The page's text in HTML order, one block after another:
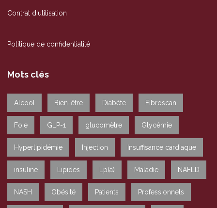
Contrat d'utilisation
Politique de confidentialité
Mots clés
Alcool Bien-être Diabète Fibroscan
Foie GLP-1 glucomètre Glycémie
Hyperlipidémie Injection Insuffisance cardiaque
insuline Lipides Lp(a) Maladie NAFLD
NASH Obésité Patients Professionnels